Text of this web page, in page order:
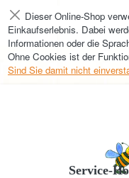
Schließen
Dieser Online-Shop
Einkaufserlebnis. Dabei
Informationen oder die
Ohne Cookies ist der
Sind Sie damit nicht
Service-